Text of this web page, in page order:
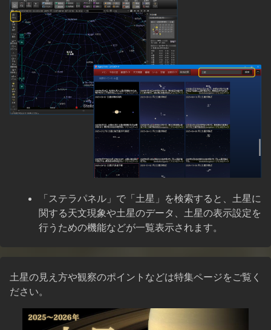
「ステラパネル」で「土星」を検索すると、土星に
関する天文現象や土星のデータ、土星の表示設定を
行うための機能などが一覧表示されます。
土星の見え方や観察のポイントなどは特集ページをご覧く
ださい。